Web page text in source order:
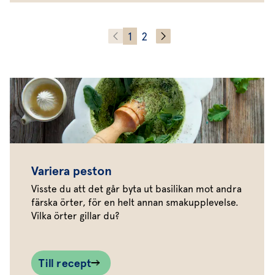
1 2
Variera peston
Visste du att det går byta ut basilikan mot andra
färska örter, för en helt annan smakupplevelse.
Vilka örter gillar du?
Till recept